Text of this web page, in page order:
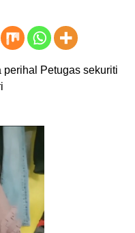
perihal Petugas sekuriti